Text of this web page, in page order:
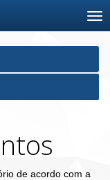
de acordo com a